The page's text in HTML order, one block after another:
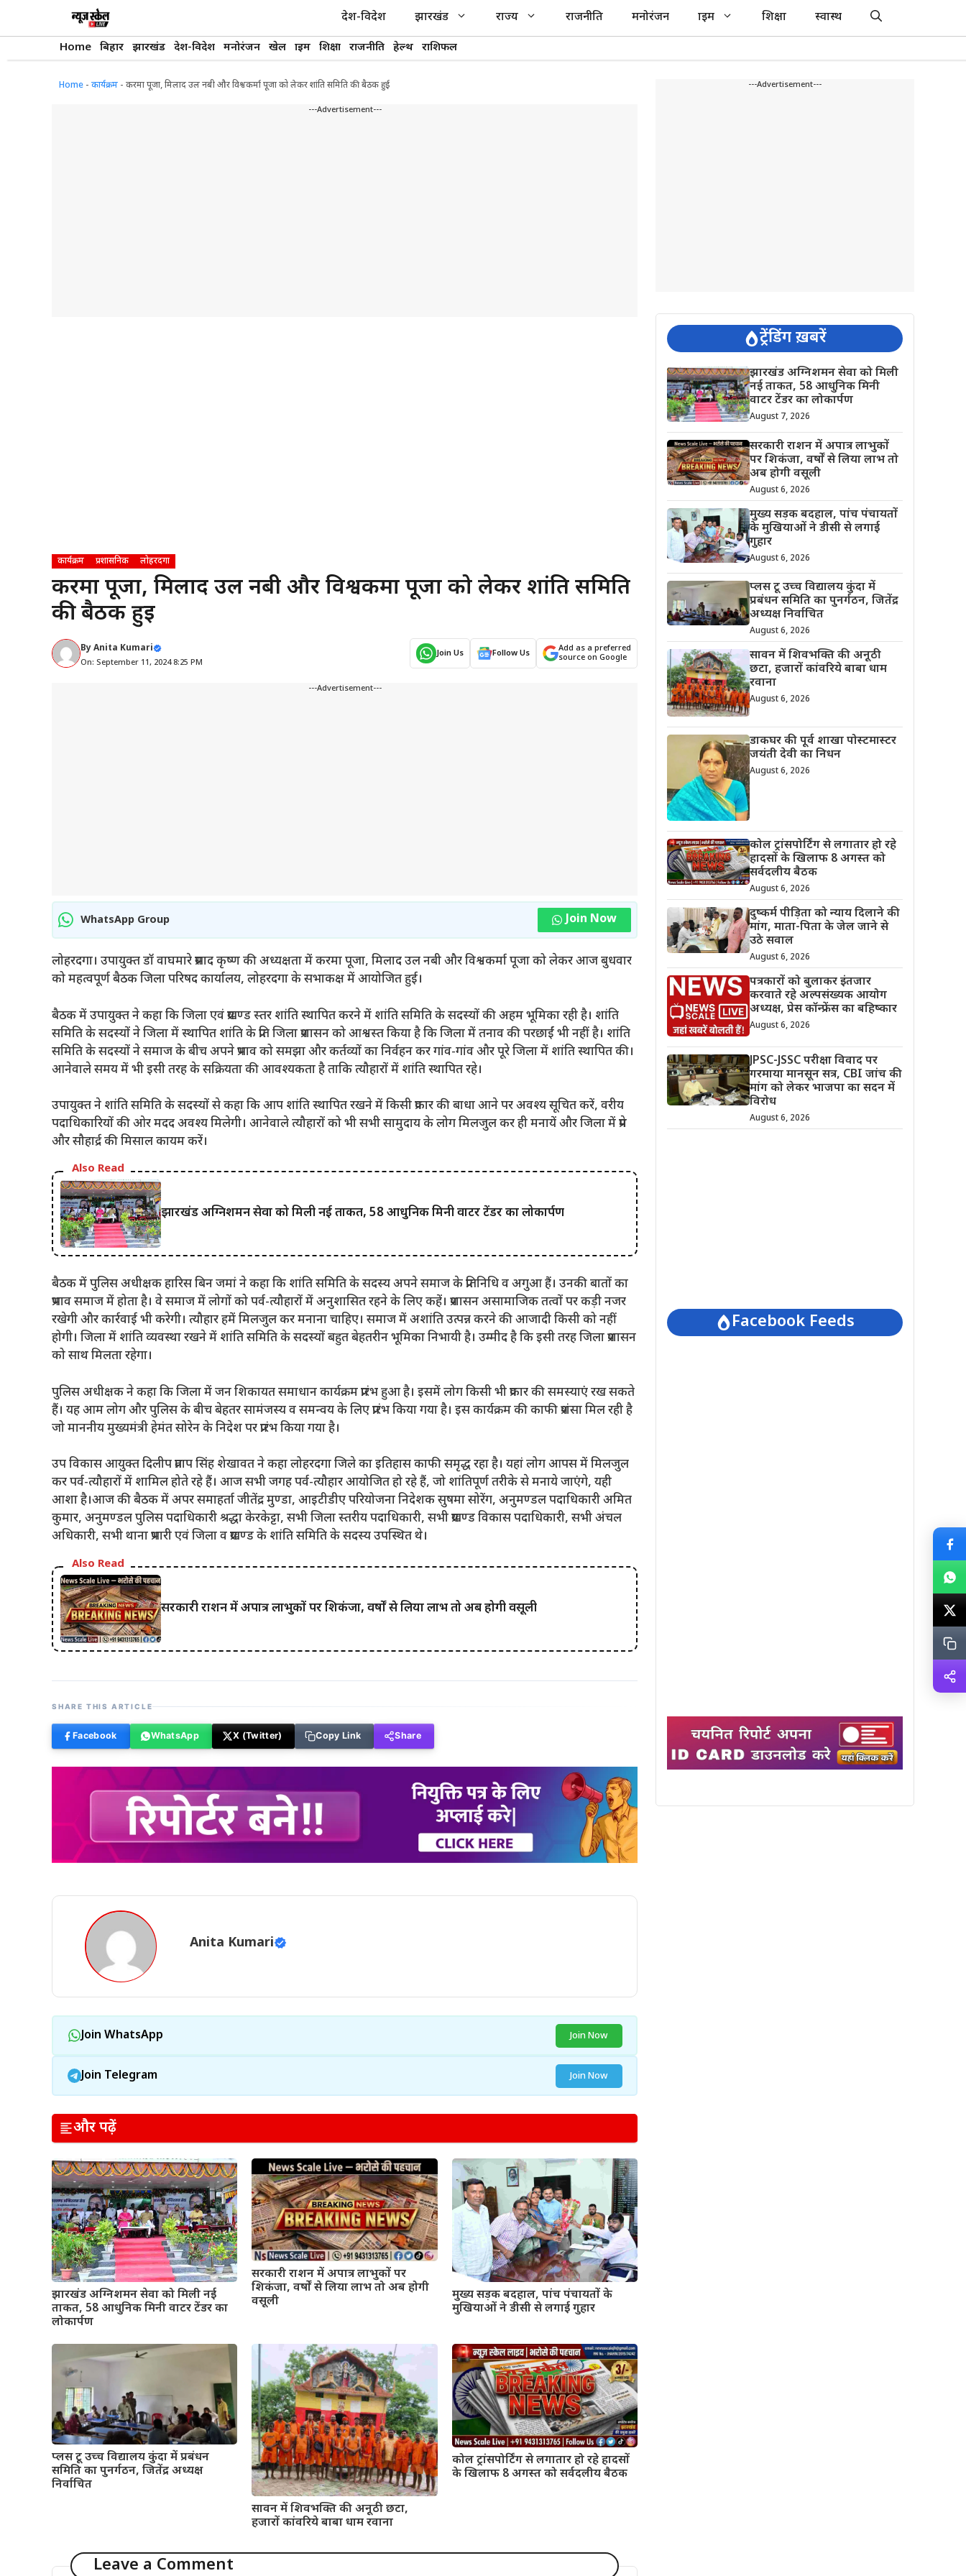
देश-विदेश झारखंड राज्य राजनीति मनोरंजन क्राइम शिक्षा स्वास्थ
Home बिहार झारखंड देश-विदेश मनोरंजन खेल क्राइम शिक्षा राजनीति हेल्थ राशिफल
Home - कार्यक्रम - करमा पूजा, मिलाद उल नबी और विश्वकर्मा पूजा को लेकर शांति समिति की बैठक हुई
---Advertisement---
कार्यक्रम प्रशासनिक लोहरदगा
करमा पूजा, मिलाद उल नबी और विश्वकर्मा पूजा को लेकर शांति समिति
की बैठक हुई
ByAnita Kumari
On: September 11, 2024 8:25 PM
Join Us Follow Us
Add as a preferred
source on Google
---Advertisement---
WhatsApp Group Join Now
लोहरदगा। उपायुक्त डॉ वाघमारे प्रसाद कृष्ण की अध्यक्षता में करमा पूजा, मिलाद उल नबी और विश्वकर्मा पूजा को लेकर आज बुधवार
को महत्वपूर्ण बैठक जिला परिषद कार्यालय, लोहरदगा के सभाकक्ष में आयोजित हुई।
बैठक में उपायुक्त ने कहा कि जिला एवं प्रखण्ड स्तर शांति स्थापित करने में शांति समिति के सदस्यों की अहम भूमिका रही है। शांति
समिति के सदस्यों ने जिला में स्थापित शांति के प्रति जिला प्रशासन को आश्वस्त किया है कि जिला में तनाव की परछाईं भी नहीं है। शांति
समिति के सदस्यों ने समाज के बीच अपने प्रभाव को समझा और कर्तव्यों का निर्वहन कर गांव-गांव और पूरे जिला में शांति स्थापित की।
आनेवाले समय में भी इसी तरह के सक्रियता की आवश्यकता है ताकि त्यौहारों में शांति स्थापित रहे।
उपायुक्त ने शांति समिति के सदस्यों से कहा कि आप शांति स्थापित रखने में किसी प्रकार की बाधा आने पर अवश्य सूचित करें, वरीय
पदाधिकारियों की ओर मदद अवश्य मिलेगी। आनेवाले त्यौहारों को भी सभी सामुदाय के लोग मिलजुल कर ही मनायें और जिला में प्रेम
और सौहार्द्र की मिसाल कायम करें।
Also Read
झारखंड अग्निशमन सेवा को मिली नई ताकत, 58 आधुनिक मिनी वाटर टेंडर का लोकार्पण
बैठक में पुलिस अधीक्षक हारिस बिन जमां ने कहा कि शांति समिति के सदस्य अपने समाज के प्रतिनिधि व अगुआ हैं। उनकी बातों का
प्रभाव समाज में होता है। वे समाज में लोगों को पर्व-त्यौहारों में अनुशासित रहने के लिए कहें। प्रशासन असामाजिक तत्वों पर कड़ी नजर
रखेगी और कार्रवाई भी करेगी। त्यौहार हमें मिलजुल कर मनाना चाहिए। समाज में अशांति उत्पन्न करने की आजादी किसी को नहीं
होगी। जिला में शांति व्यवस्था रखने में शांति समिति के सदस्यों बहुत बेहतरीन भूमिका निभायी है। उम्मीद है कि इसी तरह जिला प्रशासन
को साथ मिलता रहेगा।
पुलिस अधीक्षक ने कहा कि जिला में जन शिकायत समाधान कार्यक्रम प्रारंभ हुआ है। इसमें लोग किसी भी प्रकार की समस्याएं रख सकते
हैं। यह आम लोग और पुलिस के बीच बेहतर सामंजस्य व समन्वय के लिए प्रारंभ किया गया है। इस कार्यक्रम की काफी प्रशंसा मिल रही है
जो माननीय मुख्यमंत्री हेमंत सोरेन के निदेश पर प्रारंभ किया गया है।
उप विकास आयुक्त दिलीप प्रताप सिंह शेखावत ने कहा लोहरदगा जिले का इतिहास काफी समृद्ध रहा है। यहां लोग आपस में मिलजुल
कर पर्व-त्यौहारों में शामिल होते रहे हैं। आज सभी जगह पर्व-त्यौहार आयोजित हो रहे हैं, जो शांतिपूर्ण तरीके से मनाये जाएंगे, यही
आशा है।आज की बैठक में अपर समाहर्ता जीतेंद्र मुण्डा, आइटीडीए परियोजना निदेशक सुषमा सोरेंग, अनुमण्डल पदाधिकारी अमित
कुमार, अनुमण्डल पुलिस पदाधिकारी श्रद्धा केरकेट्टा, सभी जिला स्तरीय पदाधिकारी, सभी प्रखण्ड विकास पदाधिकारी, सभी अंचल
अधिकारी, सभी थाना प्रभारी एवं जिला व प्रखण्ड के शांति समिति के सदस्य उपस्थित थे।
Also Read
सरकारी राशन में अपात्र लाभुकों पर शिकंजा, वर्षों से लिया लाभ तो अब होगी वसूली
SHARE THIS ARTICLE
Facebook WhatsApp X (Twitter) Copy Link Share
Anita Kumari
Join WhatsApp Join Now
Join Telegram Join Now
और पढ़ें
झारखंड अग्निशमन सेवा को मिली नई
ताकत, 58 आधुनिक मिनी वाटर टेंडर का
लोकार्पण
सरकारी राशन में अपात्र लाभुकों पर
शिकंजा, वर्षों से लिया लाभ तो अब होगी
वसूली
मुख्य सड़क बदहाल, पांच पंचायतों के
मुखियाओं ने डीसी से लगाई गुहार
प्लस टू उच्च विद्यालय कुंदा में प्रबंधन
समिति का पुनर्गठन, जितेंद्र अध्यक्ष
निर्वाचित
सावन में शिवभक्ति की अनूठी छटा,
हजारों कांवरिये बाबा धाम रवाना
कोल ट्रांसपोर्टिंग से लगातार हो रहे हादसों
के खिलाफ 8 अगस्त को सर्वदलीय बैठक
Leave a Comment
---Advertisement---
ट्रेंडिंग ख़बरें
झारखंड अग्निशमन सेवा को मिली
नई ताकत, 58 आधुनिक मिनी
वाटर टेंडर का लोकार्पण
August 7, 2026
सरकारी राशन में अपात्र लाभुकों
पर शिकंजा, वर्षों से लिया लाभ तो
अब होगी वसूली
August 6, 2026
मुख्य सड़क बदहाल, पांच पंचायतों
के मुखियाओं ने डीसी से लगाई
गुहार
August 6, 2026
प्लस टू उच्च विद्यालय कुंदा में
प्रबंधन समिति का पुनर्गठन, जितेंद्र
अध्यक्ष निर्वाचित
August 6, 2026
सावन में शिवभक्ति की अनूठी
छटा, हजारों कांवरिये बाबा धाम
रवाना
August 6, 2026
डाकघर की पूर्व शाखा पोस्टमास्टर
जयंती देवी का निधन
August 6, 2026
कोल ट्रांसपोर्टिंग से लगातार हो रहे
हादसों के खिलाफ 8 अगस्त को
सर्वदलीय बैठक
August 6, 2026
दुष्कर्म पीड़िता को न्याय दिलाने की
मांग, माता-पिता के जेल जाने से
उठे सवाल
August 6, 2026
पत्रकारों को बुलाकर इंतजार
करवाते रहे अल्पसंख्यक आयोग
अध्यक्ष, प्रेस कॉन्फ्रेंस का बहिष्कार
August 6, 2026
JPSC-JSSC परीक्षा विवाद पर
गरमाया मानसून सत्र, CBI जांच की
मांग को लेकर भाजपा का सदन में
विरोध
August 6, 2026
Facebook Feeds